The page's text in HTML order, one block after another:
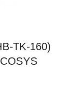
TK-160)